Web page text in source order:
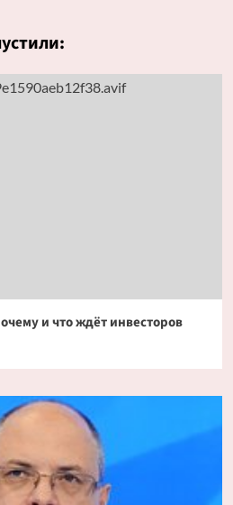
и что ждёт инвесторов